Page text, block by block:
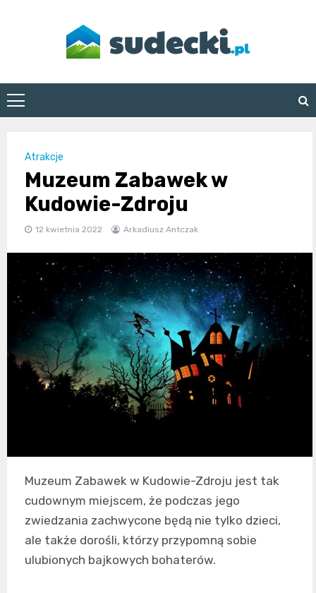
sudecki.pl
Atrakcje
Muzeum Zabawek w
Kudowie-Zdroju
12 kwietnia 2022 Arkadiusz Antczak
Muzeum Zabawek w Kudowie-Zdroju jest tak
cudownym miejscem, że podczas jego
zwiedzania zachwycone będą nie tylko dzieci,
ale także dorośli, którzy przypomną sobie
ulubionych bajkowych bohaterów.